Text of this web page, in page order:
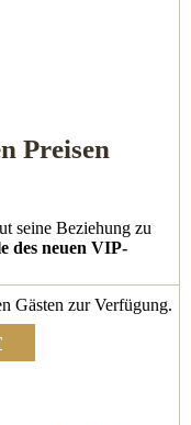
Preisen
seine Beziehung zu
des neuen VIP-
Gästen zur Verfügung.